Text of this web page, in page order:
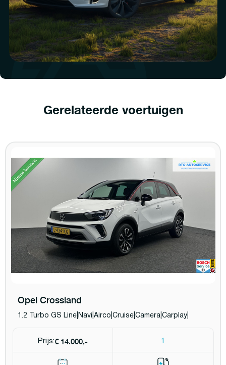
Gerelateerde voertuigen
Opel Crossland
1.2 Turbo GS Line|Navi|Airco|Cruise|Camera|Carplay|
Prijs:€ 14.000,- 1